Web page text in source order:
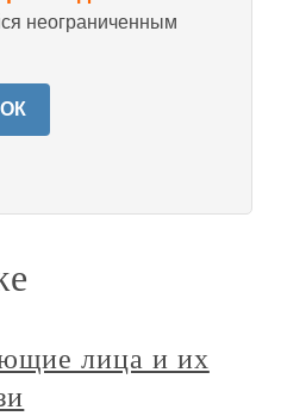
неограниченным
лица и их